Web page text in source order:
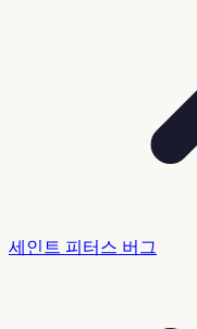
세인트 피터스 버그